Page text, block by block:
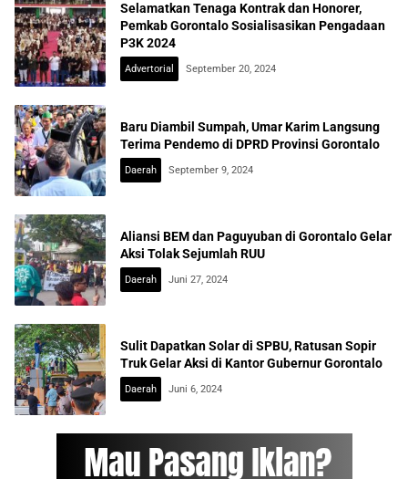
Selamatkan Tenaga Kontrak dan Honorer,
Pemkab Gorontalo Sosialisasikan Pengadaan
P3K 2024
Advertorial September 20, 2024
Baru Diambil Sumpah, Umar Karim Langsung
Terima Pendemo di DPRD Provinsi Gorontalo
Daerah September 9, 2024
Aliansi BEM dan Paguyuban di Gorontalo Gelar
Aksi Tolak Sejumlah RUU
Daerah Juni 27, 2024
Sulit Dapatkan Solar di SPBU, Ratusan Sopir
Truk Gelar Aksi di Kantor Gubernur Gorontalo
Daerah Juni 6, 2024